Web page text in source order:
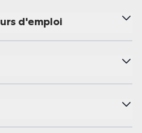
d'emploi